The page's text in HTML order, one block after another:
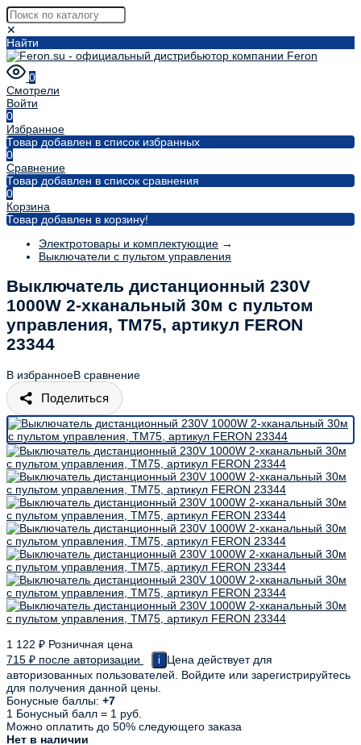
✕
Найти
0
Смотрели
Войти
0
Избранное
Товар добавлен в список избранных
0
Сравнение
Товар добавлен в список сравнения
0
Корзина
Товар добавлен в корзину!
Электротовары и комплектующие →
Выключатели с пультом управления
Выключатель дистанционный 230V
1000W 2-хканальный 30м с пультом
управления, TM75, артикул FERON
23344
В избранноеВ сравнение
Поделиться
1 122 ₽ Розничная цена
715 ₽ после авторизации i
Цена действует для
авторизованных пользователей. Войдите или зарегистрируйтесь
для получения данной цены.
Бонусные баллы: +7
1 Бонусный балл = 1 руб.
Можно оплатить до 50% следующего заказа
Нет в наличии